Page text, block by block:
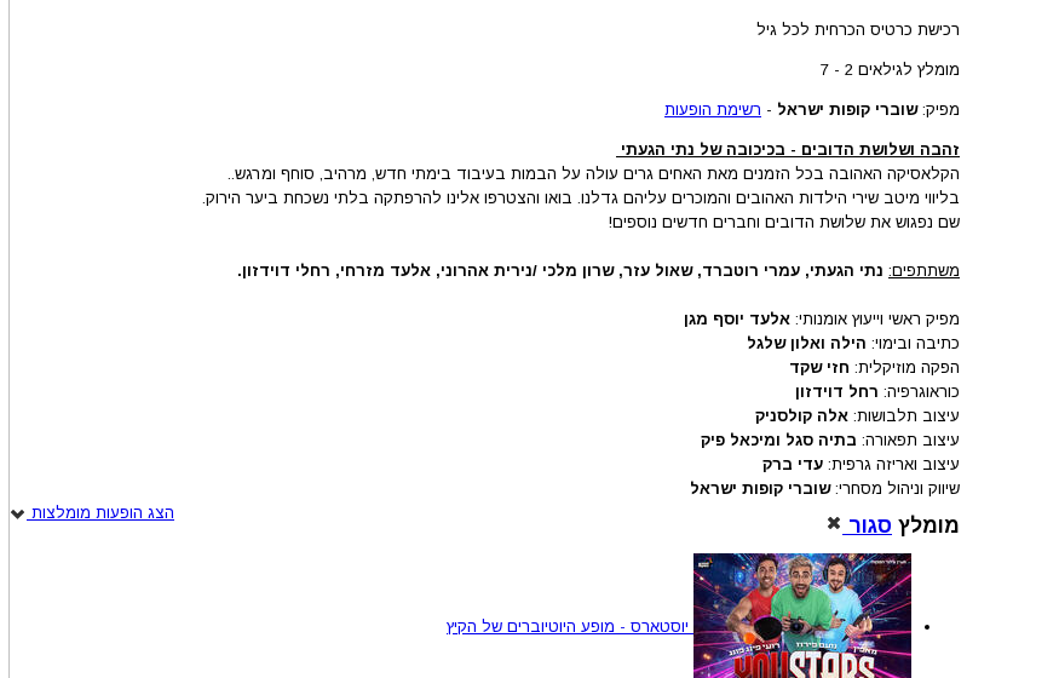
רכישת כרטיס הכרחית לכל גיל
מומלץ לגילאים 2 - 7
מפיק:שוברי קופות ישראל - רשימת הופעות
זהבה ושלושת הדובים - בכיכובה של נתי הגעתי
הקלאסיקה האהובה בכל הזמנים מאת האחים גרים עולה על הבמות בעיבוד בימתי חדש, מרהיב, סוחף ומרגש..
בליווי מיטב שירי הילדות האהובים והמוכרים עליהם גדלנו. בואו והצטרפו אלינו להרפתקה בלתי נשכחת ביער הירוק.
שם נפגוש את שלושת הדובים וחברים חדשים נוספים!
משתתפים: נתי הגעתי, עמרי רוטברד, שאול עזר, שרון מלכי /נירית אהרוני, אלעד מזרחי, רחלי דוידזון.
מפיק ראשי וייעוץ אומנותי: אלעד יוסף מגן
כתיבה ובימוי: הילה ואלון שלגל
הפקה מוזיקלית: חזי שקד
כוראוגרפיה: רחל דוידזון
עיצוב תלבושות: אלה קולסניק
עיצוב תפאורה: בתיה סגל ומיכאל פיק
עיצוב ואריזה גרפית: עדי ברק
שיווק וניהול מסחרי:שוברי קופות ישראל
הצג הופעות מומלצות
מומלץ סגור
יוסטארס - מופע היוטיוברים של הקיץ